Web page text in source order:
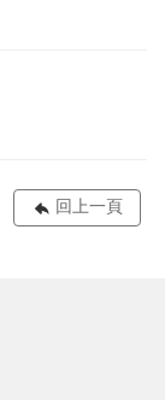
回上一頁